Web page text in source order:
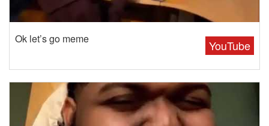
YouTube
Ok let’s go meme